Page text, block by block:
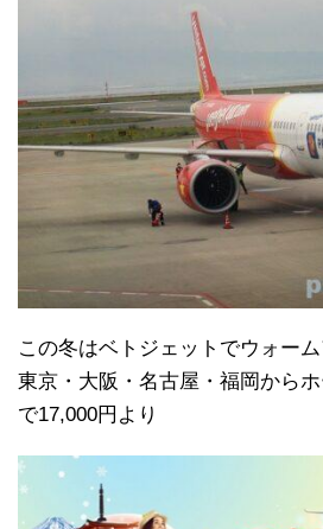
この冬はベトジェットでウォーム
東京・大阪・名古屋・福岡から
で17,000円より